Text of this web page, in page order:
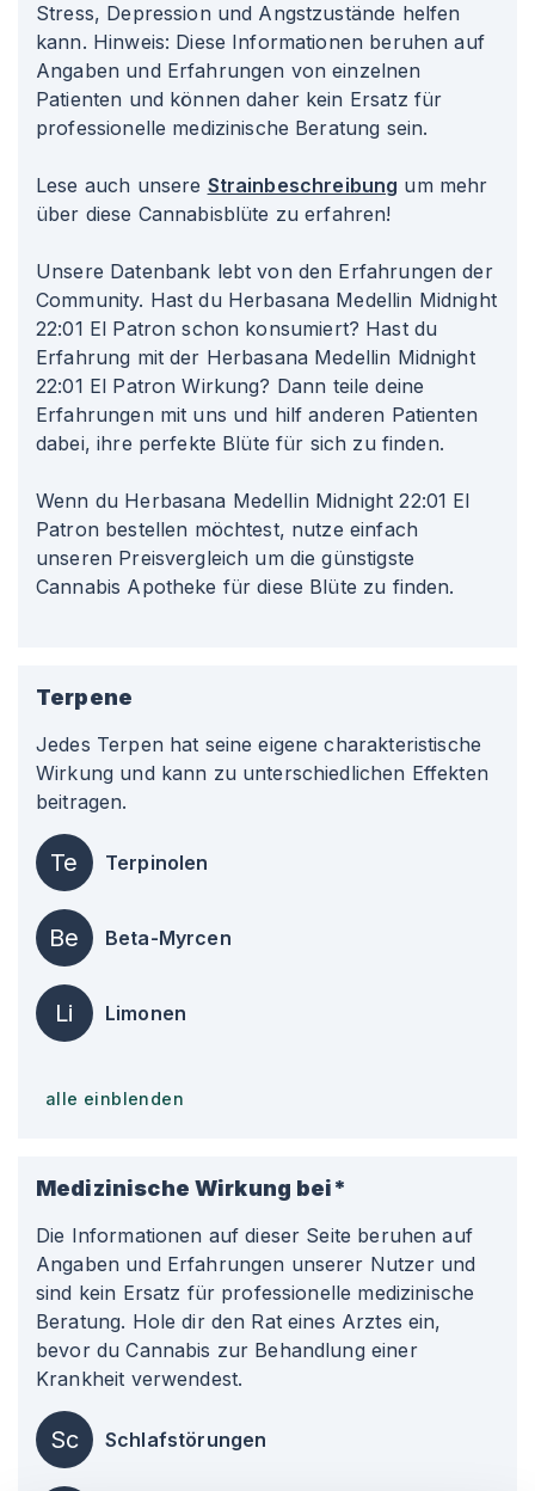
Stress, Depression und Angstzustände helfen
kann. Hinweis: Diese Informationen beruhen auf
Angaben und Erfahrungen von einzelnen
Patienten und können daher kein Ersatz für
professionelle medizinische Beratung sein.
Lese auch unsere Strainbeschreibung um mehr
über diese Cannabisblüte zu erfahren!
Unsere Datenbank lebt von den Erfahrungen der
Community. Hast du Herbasana Medellin Midnight
22:01 El Patron schon konsumiert? Hast du
Erfahrung mit der Herbasana Medellin Midnight
22:01 El Patron Wirkung? Dann teile deine
Erfahrungen mit uns und hilf anderen Patienten
dabei, ihre perfekte Blüte für sich zu finden.
Wenn du Herbasana Medellin Midnight 22:01 El
Patron bestellen möchtest, nutze einfach
unseren Preisvergleich um die günstigste
Cannabis Apotheke für diese Blüte zu finden.
Terpene
Jedes Terpen hat seine eigene charakteristische
Wirkung und kann zu unterschiedlichen Effekten
beitragen.
Te Terpinolen
Be Beta-Myrcen
Li Limonen
alle einblenden
Medizinische Wirkung bei*
Die Informationen auf dieser Seite beruhen auf
Angaben und Erfahrungen unserer Nutzer und
sind kein Ersatz für professionelle medizinische
Beratung. Hole dir den Rat eines Arztes ein,
bevor du Cannabis zur Behandlung einer
Krankheit verwendest.
Sc Schlafstörungen